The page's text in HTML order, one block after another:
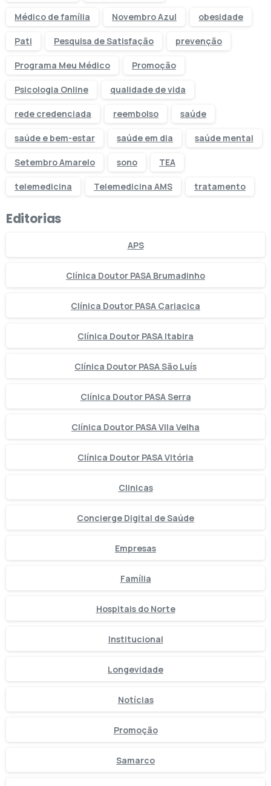
Médico de família Novembro Azul obesidade
Pati Pesquisa de Satisfação prevenção
Programa Meu Médico Promoção
Psicologia Online qualidade de vida
rede credenciada reembolso saúde
saúde e bem-estar saúde em dia saúde mental
Setembro Amarelo sono TEA
telemedicina Telemedicina AMS tratamento
Editorias
APS
Clínica Doutor PASA Brumadinho
Clínica Doutor PASA Cariacica
Clínica Doutor PASA Itabira
Clínica Doutor PASA São Luís
Clínica Doutor PASA Serra
Clínica Doutor PASA Vila Velha
Clínica Doutor PASA Vitória
Clinicas
Concierge Digital de Saúde
Empresas
Família
Hospitais do Norte
Institucional
Longevidade
Notícias
Promoção
Samarco